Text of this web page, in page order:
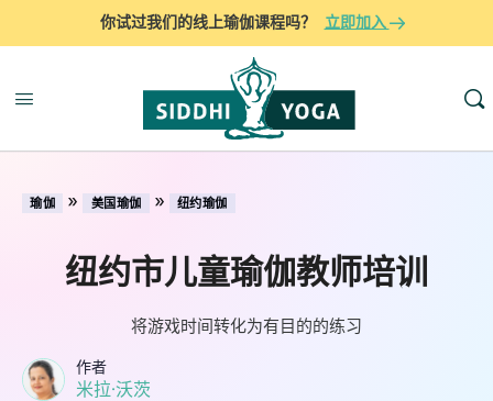
你试过我们的线上瑜伽课程吗？ 立即加入
瑜伽 » 美国瑜伽 » 纽约瑜伽
纽约市儿童瑜伽教师培训
将游戏时间转化为有目的的练习
作者
米拉·沃茨